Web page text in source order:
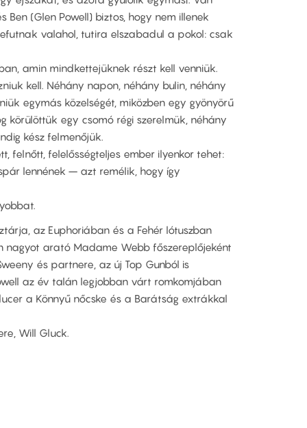
Ben (Glen Powell) biztos, hogy nem illenek
valahol, tutira elszabadul a pokol: csak
amin mindkettejüknek részt kell venniük.
kell. Néhány napon, néhány bulin, néhány
egymás közelségét, miközben egy gyönyörű
körülöttük egy csomó régi szerelmük, néhány
kész felmenőjük.
felnőtt, felelősségteljes ember ilyenkor tehet:
lennének – azt remélik, hogy így
az Euphoriában és a Fehér lótuszban
nagyot arató Madame Webb főszereplőjeként
és partnere, az új Top Gunból is
az év talán legjobban várt romkomjában
a Könnyű nőcske és a Barátság extrákkal
Will Gluck.